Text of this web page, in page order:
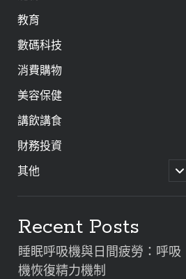
教育
數碼科技
消費購物
美容保健
講飲講食
財務投資
其他
開
啟
訊
欄
Recent Posts
睡眠呼吸機與日間疲勞：呼吸
機恢復精力機制